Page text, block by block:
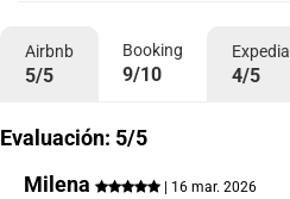
Airbnb
5/5
Booking
9/10
Expedia
4/5
Evaluación: 5/5
Milena
| 16 mar. 2026